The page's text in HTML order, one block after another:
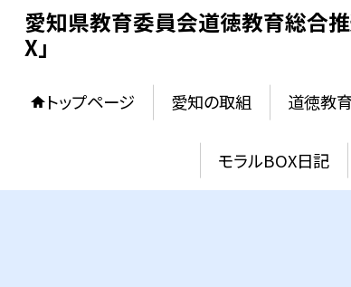
愛知県教育委員会道徳教育総合推
X」
トップページ 愛知の取組 道徳教
モラルBOX日記